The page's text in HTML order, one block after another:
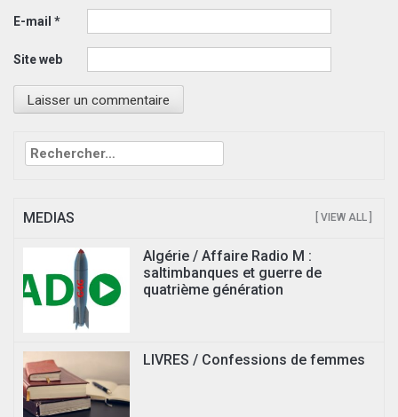
E-mail *
Site web
Rechercher :
MEDIAS [ VIEW ALL ]
Algérie / Affaire Radio M :
saltimbanques et guerre de
quatrième génération
LIVRES / Confessions de femmes